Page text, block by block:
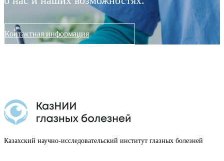
Контактная информация
Казахский научно-исследовательский институт глазных болезней